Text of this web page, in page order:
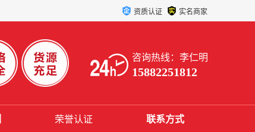
资质认证 实名商家
咨询热线：李仁明
15882251812
荣誉认证 联系方式